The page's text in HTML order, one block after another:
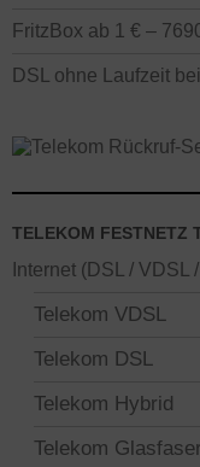
FritzBox ab 1 € –
DSL ohne Laufzeit
TELEKOM FESTNETZ
Internet (DSL / VDSL
Telekom VDSL
Telekom DSL
Telekom Hybrid
Telekom Glasfaser